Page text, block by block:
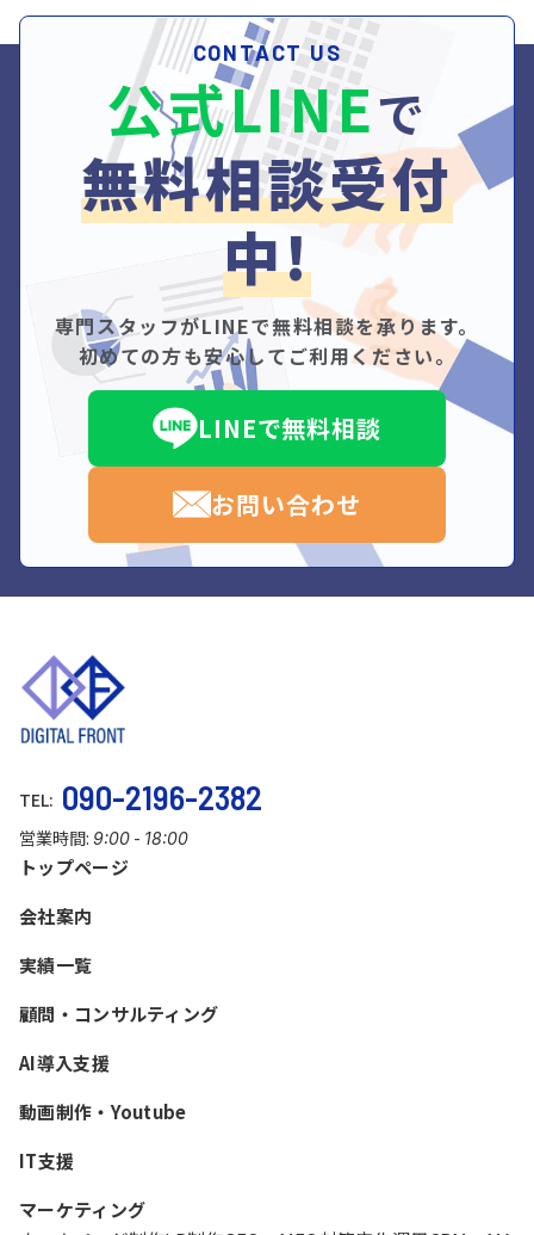
CONTACT US
公式LINEで
無料相談受付
中!
専門スタッフがLINEで無料相談を承ります。
初めての方も安心してご利用ください。
LINEで無料相談
お問い合わせ
TEL: 090-2196-2382
営業時間: 9:00 - 18:00
トップページ
会社案内
実績一覧
顧問・コンサルティング
AI導入支援
動画制作・Youtube
IT支援
マーケティング